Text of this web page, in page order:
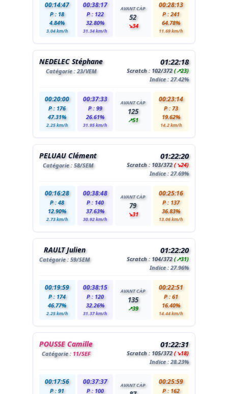
00:14:47
P : 18
4.84%
3.04 km/h
00:38:17
P : 122
32.80%
31.34 km/h
AVANT CÀP
52
↘34
00:28:13
P : 241
64.78%
11.69 km/h
NEDELEC Stéphane
Catégorie :23/VEM
01:22:18
Scratch : 102/372(↗23)
Indice : 27.42%
00:20:00
P : 176
47.31%
2.25 km/h
00:37:33
P : 99
26.61%
31.95 km/h
AVANT CÀP
125
↗51
00:23:14
P : 73
19.62%
14.2 km/h
PELUAU Clément
Catégorie : 58/SEM
01:22:20
Scratch : 103/372(↘24)
Indice : 27.69%
00:16:28
P : 48
12.90%
2.73 km/h
00:38:48
P : 140
37.63%
30.92 km/h
AVANT CÀP
79
↘31
00:25:16
P : 137
36.83%
13.06 km/h
RAULT Julien
Catégorie : 59/SEM
01:22:20
Scratch : 104/372(↗31)
Indice : 27.96%
00:19:59
P : 174
46.77%
2.25 km/h
00:38:15
P : 120
32.26%
31.37 km/h
AVANT CÀP
135
↗39
00:22:51
P : 61
16.40%
14.44 km/h
POUSSE Camille
Catégorie : 11/SEF
01:22:31
Scratch : 105/372(↘18)
Indice : 28.23%
00:17:56
P : 91
00:37:37
P : 100
AVANT CÀP 00:25:59
P : 162